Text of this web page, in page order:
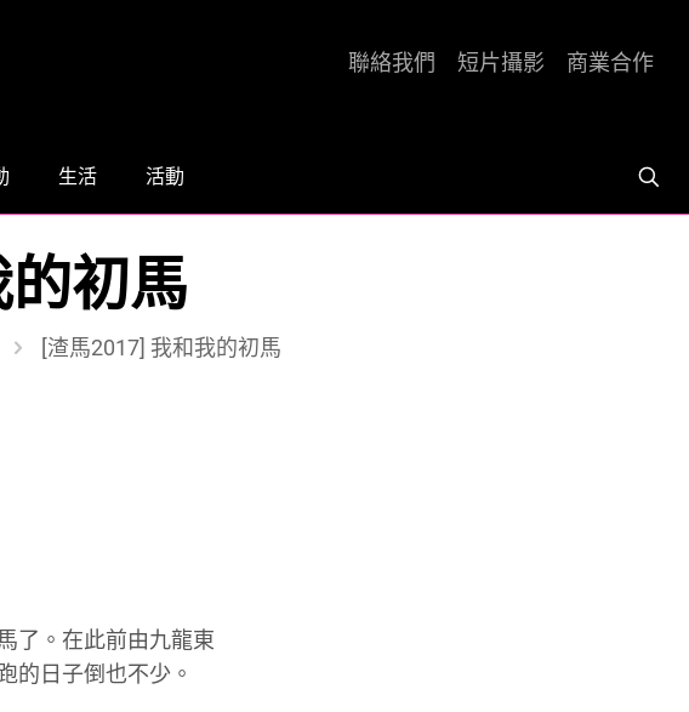
生活 活動
聯絡我們 短片攝影 商業合作
的初馬
[渣馬2017] 我和我的初馬
了。在此前由九龍東
的日子倒也不少。